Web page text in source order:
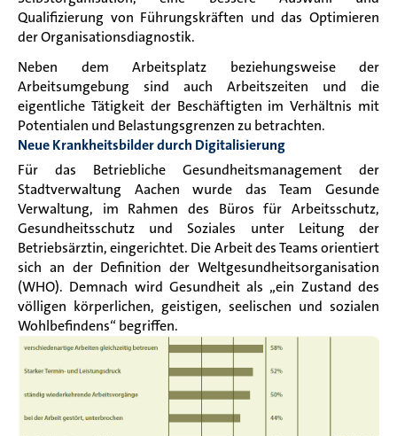
Qualifizierung von Führungskräften und das Optimieren
der Organisationsdiagnostik.
Neben dem Arbeitsplatz beziehungsweise der
Arbeitsumgebung sind auch Arbeitszeiten und die
eigentliche Tätigkeit der Beschäftigten im Verhältnis mit
Potentialen und Belastungsgrenzen zu betrachten.
Neue Krankheitsbilder durch Digitalisierung
Für das Betriebliche Gesundheitsmanagement der
Stadtverwaltung Aachen wurde das Team Gesunde
Verwaltung, im Rahmen des Büros für Arbeitsschutz,
Gesundheitsschutz und Soziales unter Leitung der
Betriebsärztin, eingerichtet. Die Arbeit des Teams orientiert
sich an der Definition der Weltgesundheitsorganisation
(WHO). Demnach wird Gesundheit als „ein Zustand des
völligen körperlichen, geistigen, seelischen und sozialen
Wohlbefindens“ begriffen.